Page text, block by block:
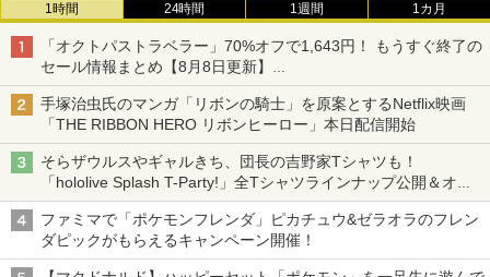
1時間 24時間 1週間 1カ月
「オクトパストラベラー」70%オフで1,643円！ もうすぐ終了の
セール情報まとめ【8月8日更新】
ニンテンドーeショップでは「大神 絶景版」が67%オフで990円
手塚治虫氏のマンガ「リボンの騎士」を原案とするNetflix映画
「THE RIBBON HERO リボンヒーロー」本日配信開始
そらザウルスやギャルきち、団長の吉野家Tシャツも！
「hololive Splash T-Party!」全Tシャツラインナップ公開＆オン
ライン販売開始
ファミマで「ポケモンフレンダ」ピカチュウ&ゼラオラのフレン
ダピックがもらえるキャンペーン開催！